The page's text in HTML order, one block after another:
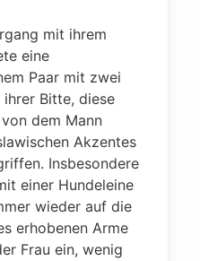
mit ihrem
eine
Paar mit zwei
Bitte, diese
dem Mann
Akzentes
Insbesondere
einer Hundeleine
wieder auf die
erhobenen Arme
Frau ein, wenig